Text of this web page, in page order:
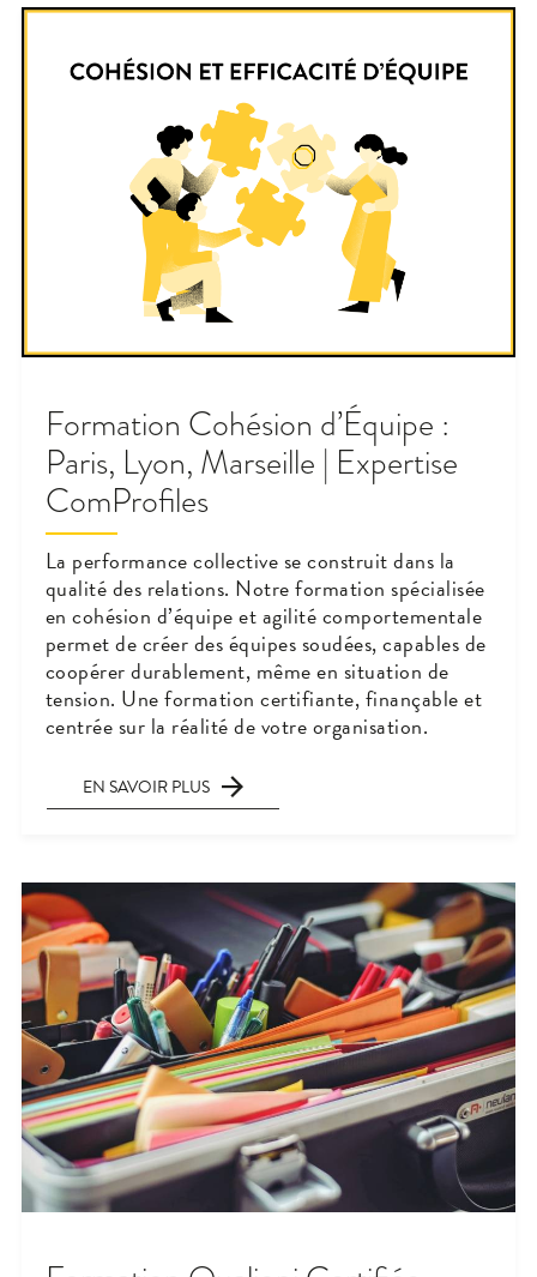
Formation Cohésion d’Équipe :
Paris, Lyon, Marseille | Expertise
ComProfiles
La performance collective se construit dans la
qualité des relations. Notre formation spécialisée
en cohésion d’équipe et agilité comportementale
permet de créer des équipes soudées, capables de
coopérer durablement, même en situation de
tension. Une formation certifiante, finançable et
centrée sur la réalité de votre organisation.
EN SAVOIR PLUS